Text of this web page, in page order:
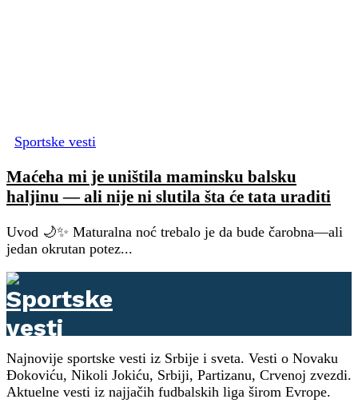
Sportske vesti
Maćeha mi je uništila maminsku balsku
haljinu — ali nije ni slutila šta će tata uraditi
Uvod 🌙✨ Maturalna noć trebalo je da bude čarobna—ali
jedan okrutan potez...
Najnovije sportske vesti iz Srbije i sveta. Vesti o Novaku
Đokoviću, Nikoli Jokiću, Srbiji, Partizanu, Crvenoj zvezdi.
Aktuelne vesti iz najjačih fudbalskih liga širom Evrope.